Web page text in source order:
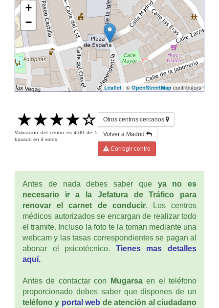
+
−
Leaflet | © OpenStreetMap contributors
Valoración del centro es4.00 de5
basado en 4 votos.
Otros centros cercanos
Volver a Madrid
Corregir centro
Antes de nada debes saber que ya no es
necesario ir a la Jefatura de Tráfico para
renovar el carnet de conducir. Los centros
médicos autorizados se encargan de realizar todo
el tramite. Incluso la foto te la toman mediante una
webcam y las tasas correspondientes se pagan al
abonar el psicotécnico. Tienes mas detalles
aquí.
Antes de contactar con Mugarsaen el teléfono
proporcionado debes saber que dispones de un
teléfono y portal web de atención al ciudadano